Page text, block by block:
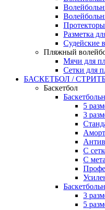
Разметка
Судейские
Пляжный
Мячи для
Сетки для
БАСКЕТБОЛ /
Баскетбол
5
3
С
С
3
5